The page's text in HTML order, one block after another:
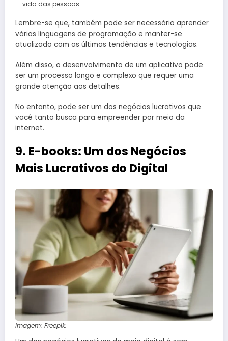
vida das pessoas.
Lembre-se que, também pode ser necessário aprender
várias linguagens de programação e manter-se
atualizado com as últimas tendências e tecnologias.
Além disso, o desenvolvimento de um aplicativo pode
ser um processo longo e complexo que requer uma
grande atenção aos detalhes.
No entanto, pode ser um dos negócios lucrativos que
você tanto busca para empreender por meio da
internet.
9. E-books: Um dos Negócios
Mais Lucrativos do Digital
Imagem: Freepik.